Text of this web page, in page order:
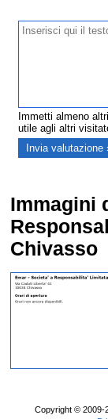
Immetti almeno
utile agli altri
Immagini
Chivasso
Copyright © 2009-